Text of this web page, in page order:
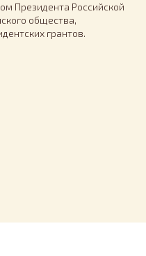
Президента Российской
общества,
грантов.